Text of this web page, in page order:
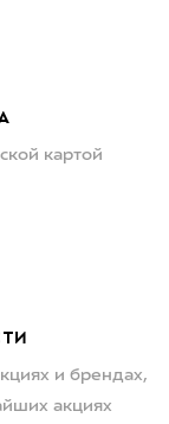
картой
и брендах,
акциях